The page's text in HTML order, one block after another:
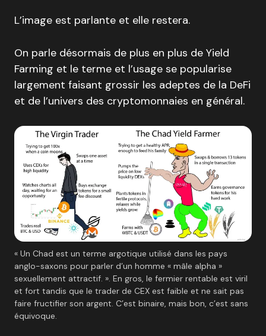
L’image est parlante et elle restera.
On parle désormais de plus en plus de Yield
Farming et le terme et l’usage se popularise
largement faisant grossir les adeptes de la DeFi
et de l’univers des cryptomonnaies en général.
« Un Chad est un terme argotique utilisé dans les pays
anglo-saxons pour parler d’un homme « mâle alpha »
sexuellement attractif. ». En gros, le fermier rentable est viril
et fort tandis que le trader de CEX est faible et ne sait pas
faire fructifier son argent. C’est binaire, mais bon, c’est sans
équivoque.